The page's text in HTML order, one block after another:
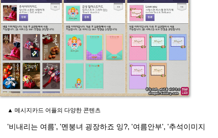
▲ 메시지카드 어플의 다양한 콘텐츠
'비내리는 여름', '멘붕녀 굉장하죠 잉?, '여름안부', '추석이미지